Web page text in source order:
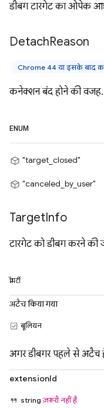
डीबग टारगेट का ओपेक
DetachReason
Chrome 44 या इसके बाद
कनेक्शन बंद होने की वजह.
ENUM
"target_closed"
"canceled_by_user"
TargetInfo
टारगेट को डीबग करने की
प्रॉपर्टी
अटैच किया गया
बूलियन
अगर डीबगर पहले से अटैच
extensionId
stringज़रूरी नहीं है